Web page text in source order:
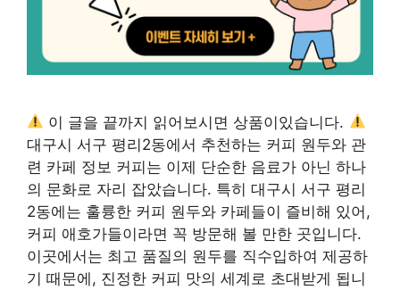
이 글을 끝까지 읽어보시면 상품이있습니다.
대구시 서구 평리2동에서 추천하는 커피 원두와 관
련 카페 정보 커피는 이제 단순한 음료가 아닌 하나
의 문화로 자리 잡았습니다. 특히 대구시 서구 평리
2동에는 훌륭한 커피 원두와 카페들이 즐비해 있어,
커피 애호가들이라면 꼭 방문해 볼 만한 곳입니다.
이곳에서는 최고 품질의 원두를 직수입하여 제공하
기 때문에, 진정한 커피 맛의 세계로 초대받게 됩니